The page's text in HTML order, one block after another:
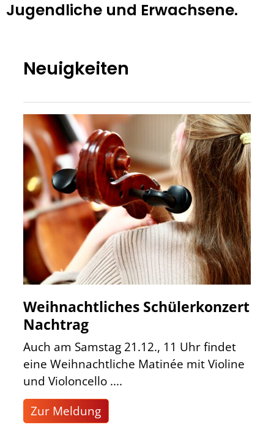
Jugendliche und Erwachsene.
Neuigkeiten
Weihnachtliches Schülerkonzert
Nachtrag
Auch am Samstag 21.12., 11 Uhr findet
eine Weihnachtliche Matinée mit Violine
und Violoncello ....
Zur Meldung